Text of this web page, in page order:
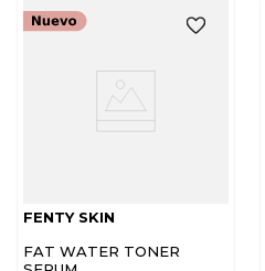
FENTY SKIN
FAT WATER TONER